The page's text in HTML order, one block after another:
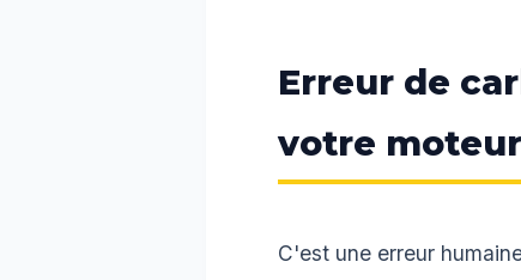
Erreur de
votre moteur
C'est une erreur